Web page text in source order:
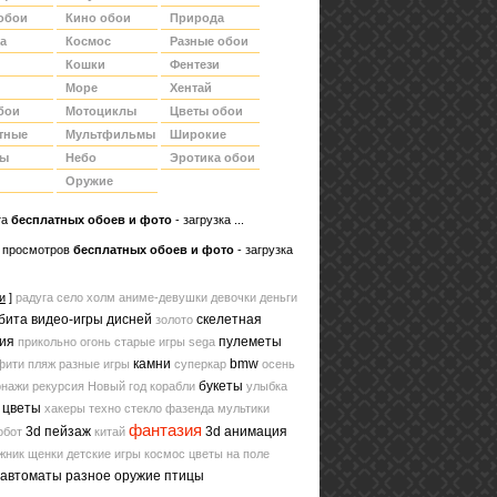
Кино обои
Космос
Кошки
Море
Мотоциклы
Мультфильмы
Небо
Оружие
Природа
Разные обои
Фентези
Хентай
Цветы обои
Широкие
Эротика обои
беcплатных обоев и фото - загрузка ...
просмотров бесплатных обоев и фото - загрузка
] радуга село холм аниме-девушки девочки деньги
видео-игры дисней золото скелетная
прикольно огонь старые игры sega пулеметы
пляж разные игры камни суперкар bmw осень
рекурсия Новый год корабли букеты улыбка
хакеры техно стекло фазенда мультики
3d пейзаж китай фантазия 3d анимация
щенки детские игры космос цветы на поле
автоматы разное оружие птицы